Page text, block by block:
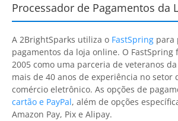
Processador de Pagamentos da
A 2BrightSparks utiliza o FastSpring para
pagamentos da loja online. O FastSpring
2005 como uma parceria de veteranos
mais de 40 anos de experiência no setor
comércio eletrônico. As opções de
cartão e PayPal, além de opções
Amazon Pay, Pix e Alipay.